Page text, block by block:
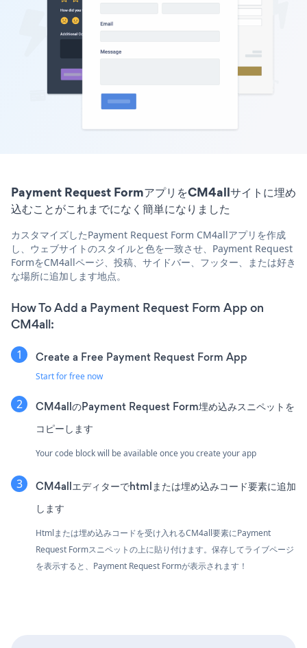
Payment Request FormアプリをCM4allサイトに埋め
込むことがこれまでになく簡単になりました
カスタマイズしたPayment Request Form CM4allアプリを作成
し、ウェブサイトのスタイルと色を一致させ、Payment Request
FormをCM4allページ、投稿、サイドバー、フッター、または好き
な場所に追加します地点。
How To Add a Payment Request Form App on
CM4all:
Create a Free Payment Request Form App
Start for free now
CM4allのPayment Request Form埋め込みスニペットを
コピーします
Your code block will be available once you create your app
CM4allエディターでhtmlまたは埋め込みコード要素に追加
します
Htmlまたは埋め込みコードを受け入れるCM4all要素にPayment
Request Formスニペットの上に貼り付けます。保存してライブページ
を表示すると、Payment Request Formが表示されます！